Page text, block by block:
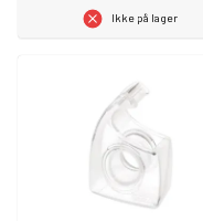
Ikke på lager